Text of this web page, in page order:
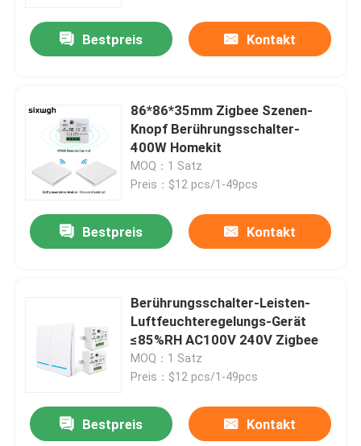
Bestpreis Kontakt
86*86*35mm Zigbee Szenen-
Knopf Berührungsschalter-
400W Homekit
MOQ：1 Satz
Preis：$12 pcs/1-49pcs
Bestpreis Kontakt
Berührungsschalter-Leisten-
Luftfeuchteregelungs-Gerät
≤85%RH AC100V 240V Zigbee
MOQ：1 Satz
Preis：$12 pcs/1-49pcs
Bestpreis Kontakt